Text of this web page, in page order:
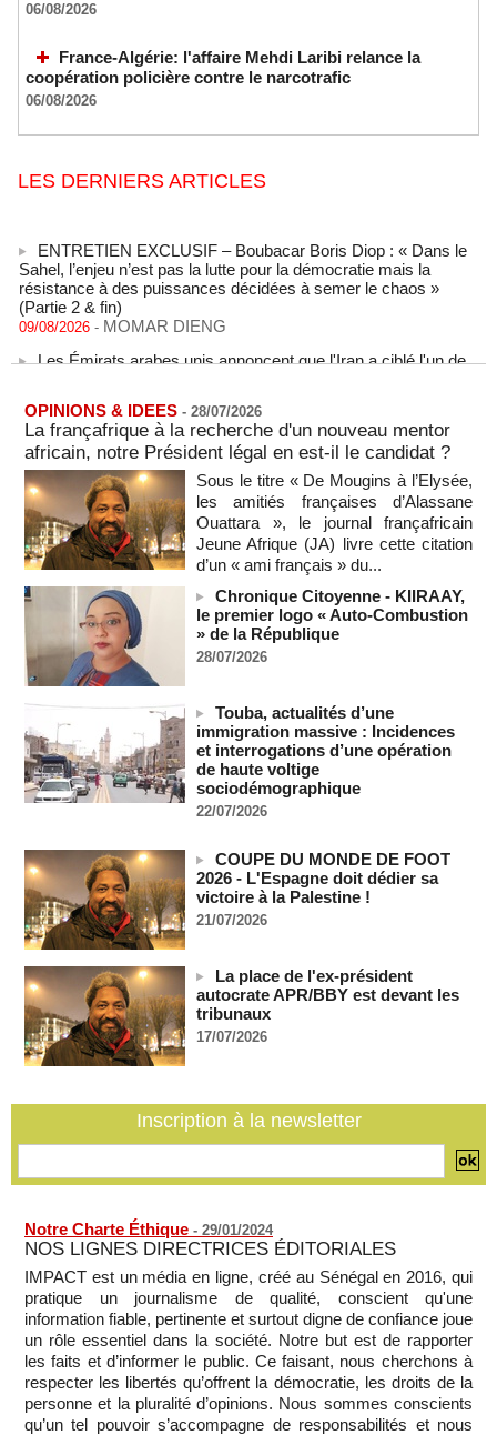
06/08/2026
France-Algérie: l'affaire Mehdi Laribi relance la
coopération policière contre le narcotrafic
06/08/2026
LES DERNIERS ARTICLES
Sahel, l’enjeu n’est pas la lutte pour la démocratie mais la
résistance à des puissances décidées à semer le chaos »
(Partie 2 & fin)
09/08/2026 -MOMAR DIENG
leurs navires avec un missile dans le détroit d'Ormuz
Le bilan des décès liés à la « migration massive » vers
Ceuta s'élève désormais à 14 personnes, selon une autorité
marocaine :
08/08/2026 -
Sénégal - Une revue de presse du 8 août 2026 (Par IA)
08/08/2026 -MOMO ALADJI
SENEGAL - Les Unes de la presse quotidienne du 8/9 août
08/08/2026 -MOMO ALADJI
A Ceuta, les enfants migrants risquent d'être victimes de
maltraitance et d'exploitation, avertissent des ONG
07/08/2026 -
Les Bourses mondiales touchent des sommets après
l'emploi américain
07/08/2026
"Construction de la Grande Côte D'ivoire" : Le Président
Alassane Ouattara appelle à la contribution de toutes les forces
Polémique à l’Assemblée nationale : Yaël Braun-Pivet se dit
"dépassée" par les critiques concernant le nouveau pavillon
07/08/2026 -
Depuis le « cessez-le-feu » à Gaza, les forces israéliennes
07/08/2026 -
Guinée-Bissau - Première visite de la médiation sénégalaise
après le sommet de la Cedeao
07/08/2026 -
mois après son départ du pouvoir
rupture diplomatique » entre les 2 pays
OPINIONS & IDEES - 28/07/2026
La françafrique à la recherche d'un nouveau mentor
africain, notre Président légal en est-il le candidat ?
Sous le titre « De Mougins à l’Elysée,
les amitiés françaises d’Alassane
Ouattara », le journal françafricain
Jeune Afrique (JA) livre cette citation
d’un « ami français » du...
Chronique Citoyenne - KIIRAAY,
le premier logo « Auto-Combustion
» de la République
28/07/2026
Touba, actualités d’une
immigration massive : Incidences
et interrogations d’une opération
de haute voltige
sociodémographique
22/07/2026
COUPE DU MONDE DE FOOT
2026 - L'Espagne doit dédier sa
victoire à la Palestine !
21/07/2026
La place de l'ex-président
autocrate APR/BBY est devant les
tribunaux
17/07/2026
Inscription à la newsletter
Notre Charte Éthique - 29/01/2024
NOS LIGNES DIRECTRICES ÉDITORIALES
IMPACT est un média en ligne, créé au Sénégal en 2016, qui
pratique un journalisme de qualité, conscient qu'une
information fiable, pertinente et surtout digne de confiance joue
un rôle essentiel dans la société. Notre but est de rapporter
les faits et d’informer le public. Ce faisant, nous cherchons à
respecter les libertés qu’offrent la démocratie, les droits de la
personne et la pluralité d’opinions. Nous sommes conscients
qu’un tel pouvoir s’accompagne de responsabilités et nous